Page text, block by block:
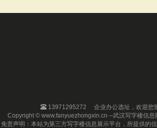
13971295272
企业办公选址，欢迎您
Copyright © www.fanyuezhongxin.cn --武汉写字楼信息
免责声明：本站为第三方写字楼信息展示平台，所提供的